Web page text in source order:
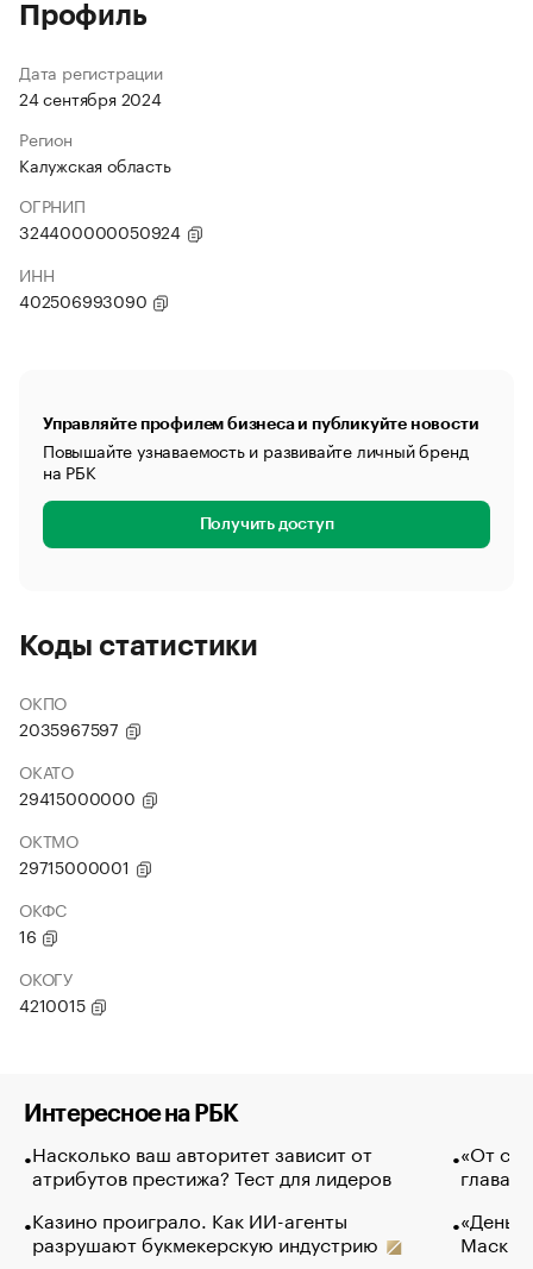
Профиль
Дата регистрации
24 сентября 2024
Регион
Калужская область
ОГРНИП
324400000050924
ИНН
402506993090
Управляйте профилем бизнеса и публикуйте новости
Повышайте узнаваемость и развивайте личный бренд
на РБК
Получить доступ
Коды статистики
ОКПО
2035967597
ОКАТО
29415000000
ОКТМО
29715000001
ОКФС
16
ОКОГУ
4210015
Интересное на РБК
Насколько ваш авторитет зависит от
атрибутов престижа? Тест для лидеров
Казино проиграло. Как ИИ-агенты
разрушают букмекерскую индустрию
«От
глава
Маск в